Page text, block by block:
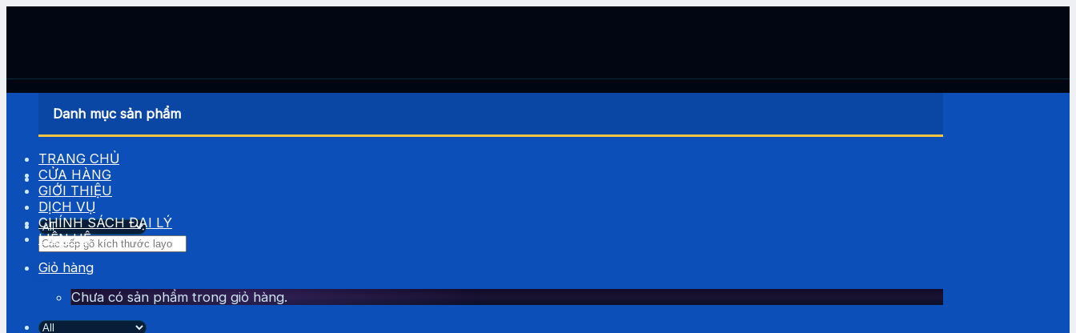
Tìm
kiếm:
Danh mục sản phẩm
TRANG CHỦ
CỬA HÀNG
GIỚI THIỆU
DỊCH VỤ
CHÍNH SÁCH ĐẠI LÝ
LIÊN HỆ
Giỏ hàng
Chưa có sản phẩm trong giỏ hàng.